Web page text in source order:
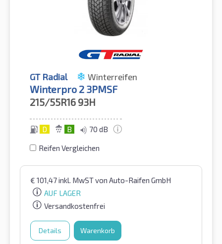
GT Radial Winterreifen
Winterpro 2 3PMSF
215/55R16 93H
D B 70 dB
Reifen Vergleichen
€ 101,47inkl. MwSTvon Auto-Raifen GmbH
AUF LAGER
Versandkostenfrei
Details Warenkorb